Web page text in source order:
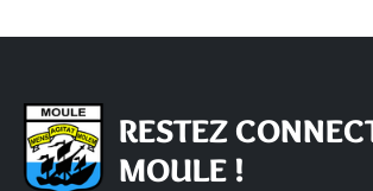
RESTEZ
MOULE !